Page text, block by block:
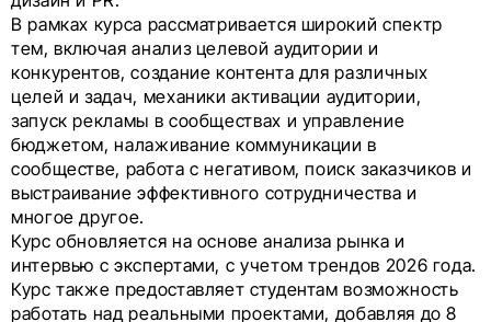
В рамках курса рассматривается широкий спектр
тем, включая анализ целевой аудитории и
конкурентов, создание контента для различных
целей и задач, механики активации аудитории,
запуск рекламы в сообществах и управление
бюджетом, налаживание коммуникации в
сообществе, работа с негативом, поиск заказчиков и
выстраивание эффективного сотрудничества и
многое другое.
Курс обновляется на основе анализа рынка и
интервью с экспертами, с учетом трендов 2026 года.
Курс также предоставляет студентам возможность
работать над реальными проектами, добавляя до 8